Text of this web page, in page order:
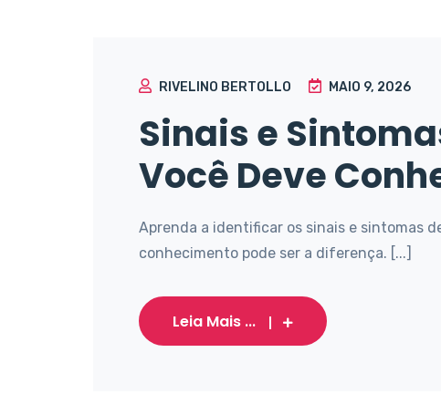
RIVELINO BERTOLLO MAIO 9, 2026
Sinais e
Você Deve
Aprenda a identificar os sinais e sintomas
conhecimento pode ser a diferença. [...]
Leia Mais ...